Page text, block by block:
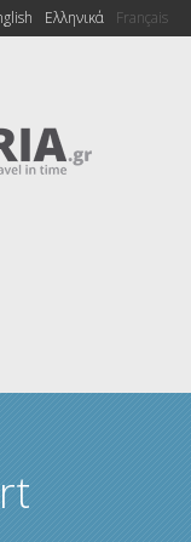
Ελληνικά Français